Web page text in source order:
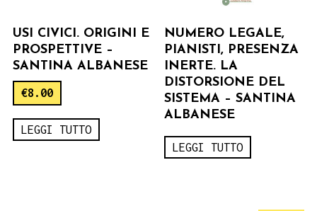
USI CIVICI. ORIGINI E
PROSPETTIVE –
SANTINA ALBANESE
€8.00
LEGGI TUTTO
NUMERO LEGALE,
PIANISTI, PRESENZA
INERTE. LA
DISTORSIONE DEL
SISTEMA – SANTINA
ALBANESE
LEGGI TUTTO